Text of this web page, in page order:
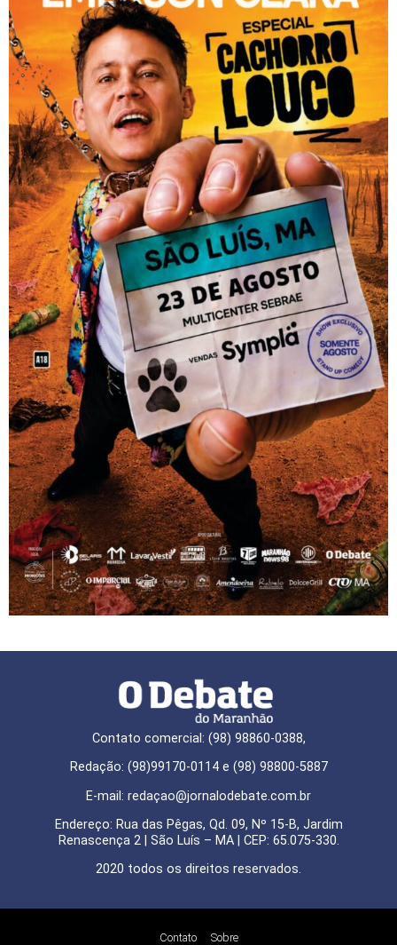
Contato comercial: (98) 98860-0388,
Redação: (98)99170-0114 e (98) 98800-5887
E-mail: redaçao@jornalodebate.com.br
Endereço: Rua das Pêgas, Qd. 09, Nº 15-B, Jardim
Renascença 2 | São Luís – MA | CEP: 65.075-330.
2020 todos os direitos reservados.
Contato Sobre